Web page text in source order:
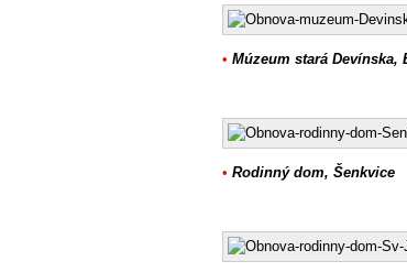
• Múzeum stará Devínska,
• Rodinný dom, Šenkvice